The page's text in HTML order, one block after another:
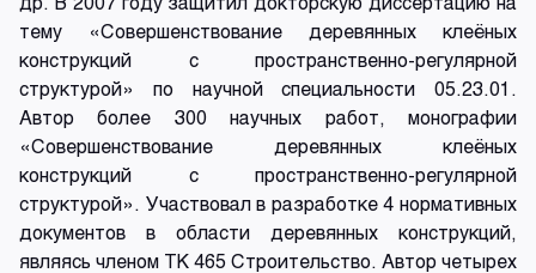
тему «Совершенствование деревянных клеёных
конструкций с пространственно-регулярной
структурой» по научной специальности 05.23.01.
Автор более 300 научных работ, монографии
«Совершенствование деревянных клеёных
конструкций с пространственно-регулярной
структурой». Участвовал в разработке 4 нормативных
документов в области деревянных конструкций,
являясь членом ТК 465 Строительство. Автор четырех